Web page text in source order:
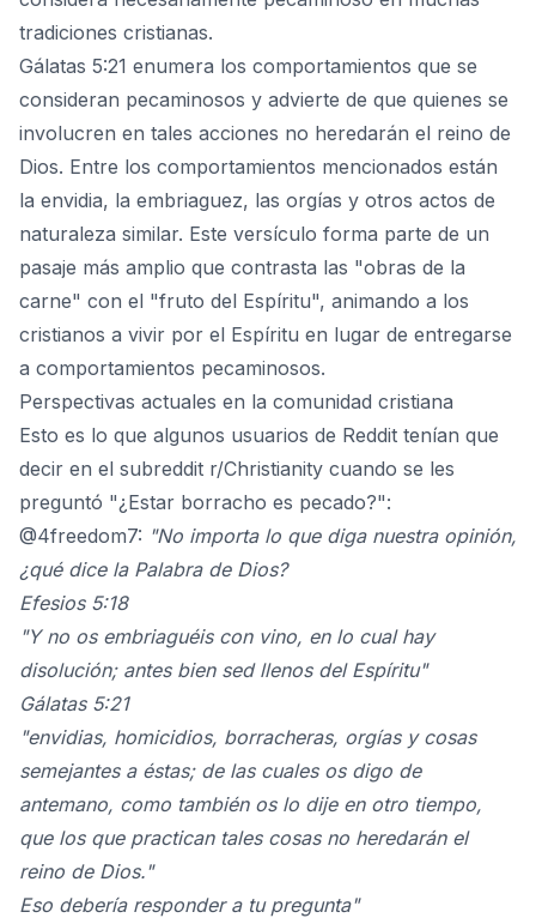
tradiciones cristianas.
Gálatas 5:21 enumera los comportamientos que se
consideran pecaminosos y advierte de que quienes se
involucren en tales acciones no heredarán el reino de
Dios. Entre los comportamientos mencionados están
la envidia, la embriaguez, las orgías y otros actos de
naturaleza similar. Este versículo forma parte de un
pasaje más amplio que contrasta las "obras de la
carne" con el "fruto del Espíritu", animando a los
cristianos a vivir por el Espíritu en lugar de entregarse
a comportamientos pecaminosos.
Perspectivas actuales en la comunidad cristiana
Esto es lo que algunos usuarios de Reddit tenían que
decir en el subreddit r/Christianity cuando se les
preguntó "¿Estar borracho es pecado?":
@4freedom7: "No importa lo que diga nuestra opinión,
¿qué dice la Palabra de Dios?
Efesios 5:18
"Y no os embriaguéis con vino, en lo cual hay
disolución; antes bien sed llenos del Espíritu"
Gálatas 5:21
"envidias, homicidios, borracheras, orgías y cosas
semejantes a éstas; de las cuales os digo de
antemano, como también os lo dije en otro tiempo,
que los que practican tales cosas no heredarán el
reino de Dios."
Eso debería responder a tu pregunta"